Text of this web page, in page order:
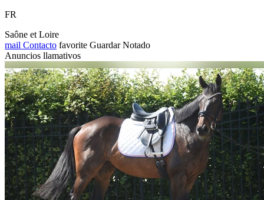
FR
Saône et Loire
mail Contacto favorite Guardar Notado
Anuncios llamativos